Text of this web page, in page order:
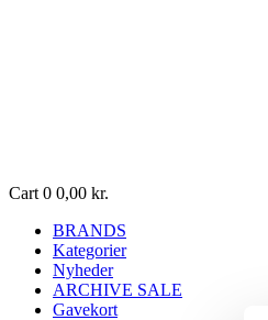
Cart 0 0,00 kr.
BRANDS
Kategorier
Nyheder
ARCHIVE SALE
Gavekort